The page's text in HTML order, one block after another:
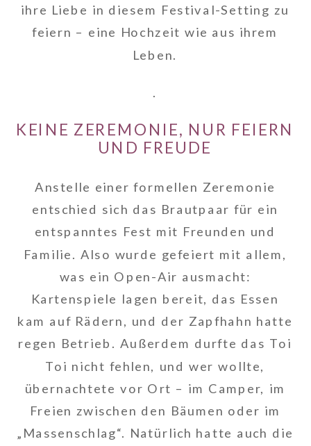
ihre Liebe in diesem Festival-Setting zu
feiern – eine Hochzeit wie aus ihrem
Leben.
KEINE ZEREMONIE, NUR FEIERN
UND FREUDE
Anstelle einer formellen Zeremonie
entschied sich das Brautpaar für ein
entspanntes Fest mit Freunden und
Familie. Also wurde gefeiert mit allem,
was ein Open-Air ausmacht:
Kartenspiele lagen bereit, das Essen
kam auf Rädern, und der Zapfhahn hatte
regen Betrieb. Außerdem durfte das Toi
Toi nicht fehlen, und wer wollte,
übernachtete vor Ort – im Camper, im
Freien zwischen den Bäumen oder im
„Massenschlag“. Natürlich hatte auch die